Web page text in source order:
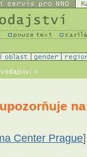
>
Center Prague